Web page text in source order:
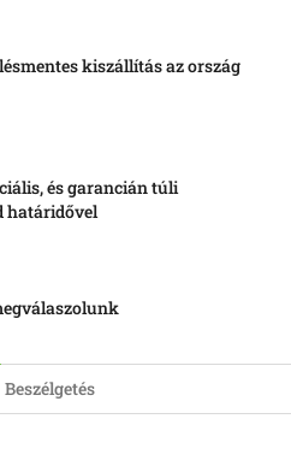
kiszállítás az ország
és garancián túli
határidővel
Beszélgetés